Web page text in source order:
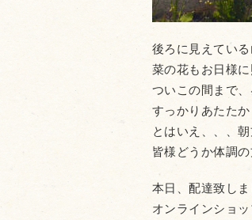
後ろに見えてい
菜の花もお日様
ついこの間まで
すっかりあたたか
とはいえ、、、
皆様どうか体調
本日、配達致し
オンラインショッ